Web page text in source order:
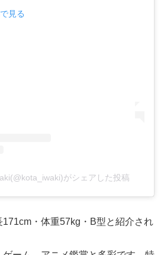
見る
がシェアした投稿
・体重57kg・B型と紹介され